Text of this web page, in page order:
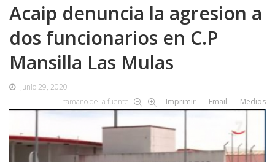
Acaip denuncia la agresion a
dos funcionarios en C.P
Mansilla Las Mulas
Junio 29, 2020
tamaño de la fuente
Imprimir Email Medios